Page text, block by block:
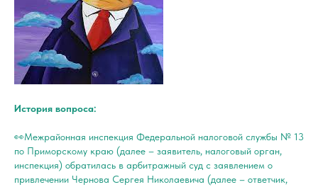
История вопроса:
👀Межрайонная инспекция Федеральной налоговой службы № 13
по Приморскому краю (далее – заявитель, налоговый орган,
инспекция) обратилась в арбитражный суд с заявлением о
привлечении Чернова Сергея Николаевича (далее – ответчик,